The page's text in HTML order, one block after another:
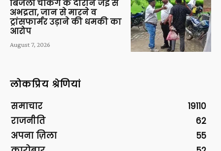
बिजली चेकिंग के दौरान जेई से
अभद्रता, जान से मारने व
ट्रांसफार्मर उड़ाने की धमकी का
आरोप
August 7, 2026
लोकप्रिय श्रेणियां
समाचार
19110
राजनीति
62
अपना ज़िला
55